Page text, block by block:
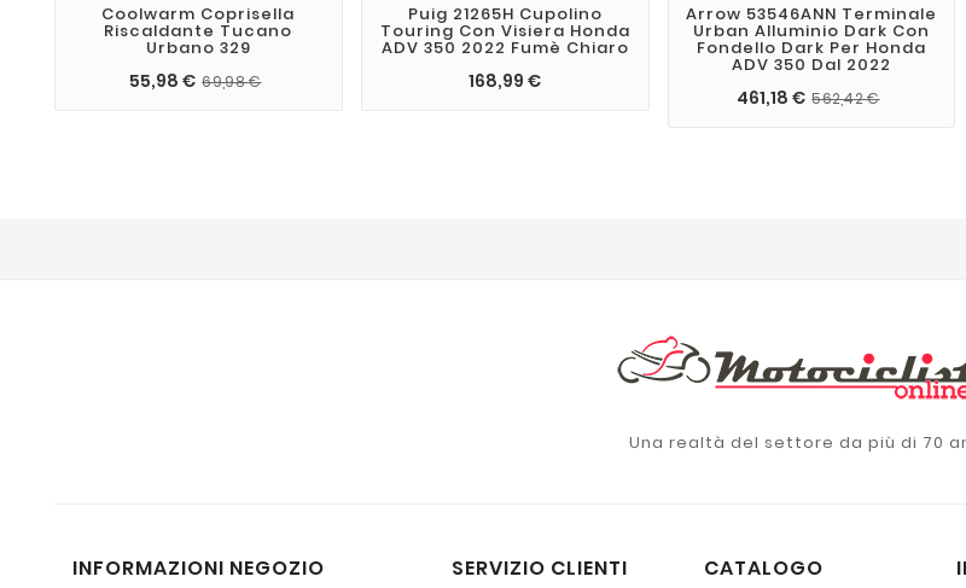
Coolwarm Coprisella
Riscaldante Tucano
Urbano 329
55,98 € 69,98 €
Puig 21265H Cupolino
Touring Con Visiera Honda
ADV 350 2022 Fumè Chiaro
168,99 €
Arrow 53546ANN Terminale
Urban Alluminio Dark Con
Fondello Dark Per Honda
ADV 350 Dal 2022
461,18 € 562,42 €
Una realtà del settore da più di 70
INFORMAZIONI NEGOZIO SERVIZIO CLIENTI CATALOGO